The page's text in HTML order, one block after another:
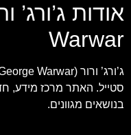
Warwar
סטייל. האתר מרכז מידע,
בנושאים מגוונים.